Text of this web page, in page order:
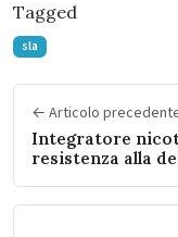
Tagged
sla
← Articolo
Integratore
resistenza alla